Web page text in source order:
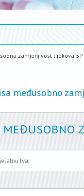
zamjenjivost lijekova
međusobno